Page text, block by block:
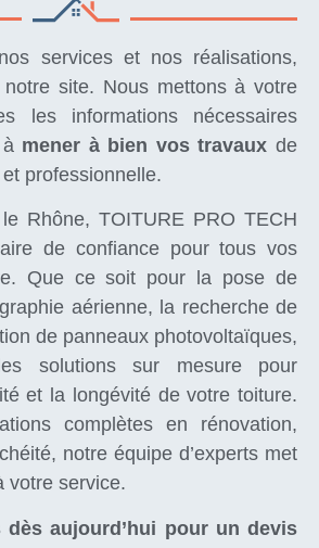
services et nos réalisations,
notre site. Nous mettons à votre
les informations nécessaires
mener à bien vos travaux de
professionnelle.
Rhône, TOITURE PRO TECH
de confiance pour tous vos
Que ce soit pour la pose de
aérienne, la recherche de
de panneaux photovoltaïques,
solutions sur mesure pour
et la longévité de votre toiture.
complètes en rénovation,
notre équipe d’experts met
votre service.
dès aujourd’hui pour un devis